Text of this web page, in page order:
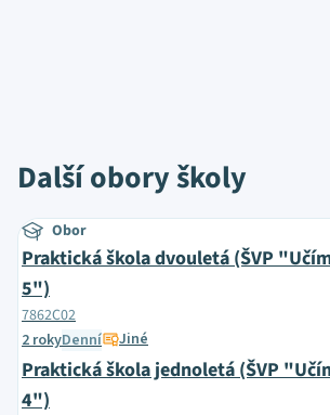
Další obory školy
Obor
Praktická škola dvouletá (ŠVP
5")
7862C02
2 rokyDenní Jiné
Praktická škola jednoletá (ŠVP
4")